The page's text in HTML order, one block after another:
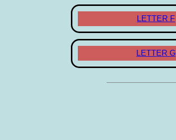
LETTER F
LETTER G